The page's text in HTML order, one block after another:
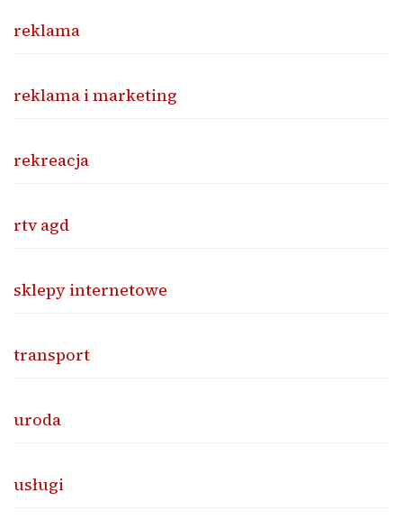
reklama
reklama i marketing
rekreacja
rtv agd
sklepy internetowe
transport
uroda
usługi